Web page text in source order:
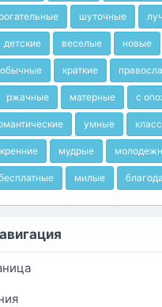
шуточные
детские веселые новые
краткие
ржачные матерные с
умные
мудрые
милые